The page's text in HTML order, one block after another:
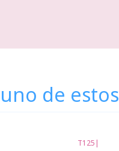
de estos
T125 |